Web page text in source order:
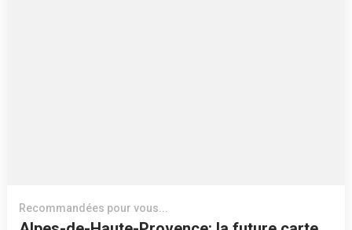
Recommandées pour vous...